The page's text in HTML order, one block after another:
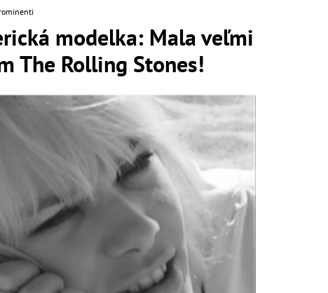
modelka: Mala veľmi
The Rolling Stones!